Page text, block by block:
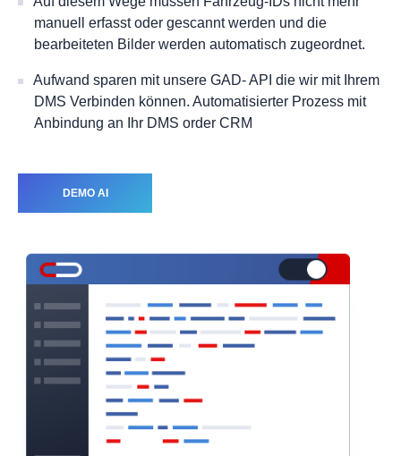
manuell erfasst oder gescannt werden und die
bearbeiteten Bilder werden automatisch zugeordnet.​
Aufwand sparen mit unsere GAD- API die wir mit Ihrem
DMS Verbinden können. Automatisierter Prozess mit
Anbindung an Ihr DMS order CRM
DEMO AI